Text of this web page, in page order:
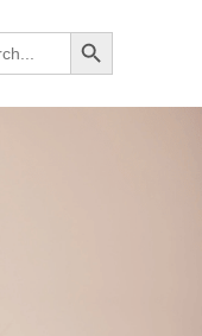
for: Search Button